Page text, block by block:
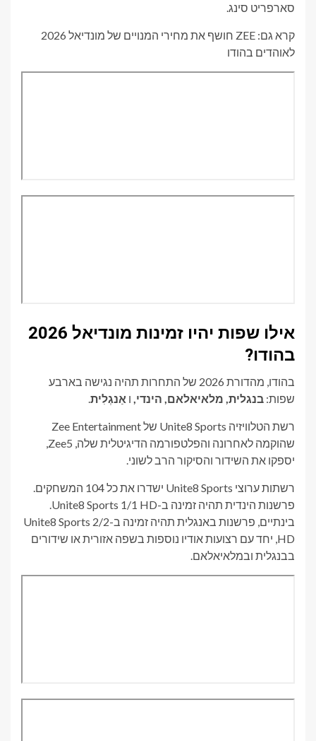
סארפריט סינג.
קרא גם: ZEE חושף את מחירי המנויים של מונדיאל 2026
לאוהדים בהודו
אילו שפות יהיו זמינות מונדיאל 2026
בהודו?
בהודו, מהדורת 2026 של התחרות תהיה נגישה בארבע
שפות: בנגלית, מלאיאלאם, הינדי, ו אַנגְלִית.
רשת הטלוויזיה Unite8 Sports של Zee Entertainment
שהוקמה לאחרונה והפלטפורמה הדיגיטלית שלה, Zee5,
יספקו את השידור והסיקור הרב לשוני.
רשתות ערוצי Unite8 Sports ישדרו את כל 104 המשחקים.
פרשנות הינדית תהיה זמינה ב-Unite8 Sports 1/1 HD.
בינתיים, פרשנות באנגלית תהיה זמינה ב-Unite8 Sports 2/2
HD, יחד עם רצועות אודיו נוספות בשפה אזורית או שידורים
בבנגלית ובמלאיאלאם.